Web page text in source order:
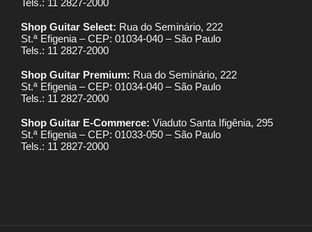
Tels.: 11 2827-2000
Shop Guitar Select: Rua do Seminário, 222
St.ª Efigenia – CEP: 01034-040 – São Paulo
Tels.: 11 2827-2000
Shop Guitar Premium: Rua do Seminário, 222
St.ª Efigenia – CEP: 01034-040 – São Paulo
Tels.: 11 2827-2000
Shop Guitar E-Commerce: Viaduto Santa Ifigênia, 295
St.ª Efigenia – CEP: 01033-050 – São Paulo
Tels.: 11 2827-2000